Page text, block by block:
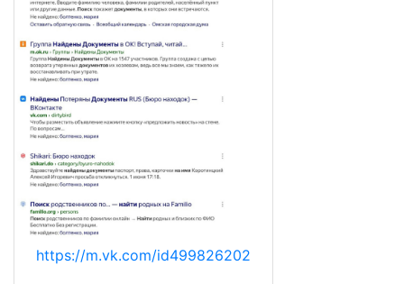
https://m.vk.com/id499826202